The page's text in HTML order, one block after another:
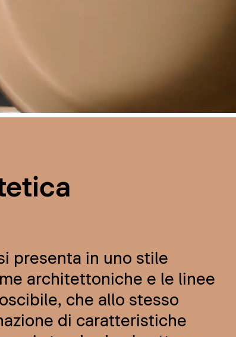
presenta in uno stile
architettoniche e le linee
che allo stesso
di caratteristiche